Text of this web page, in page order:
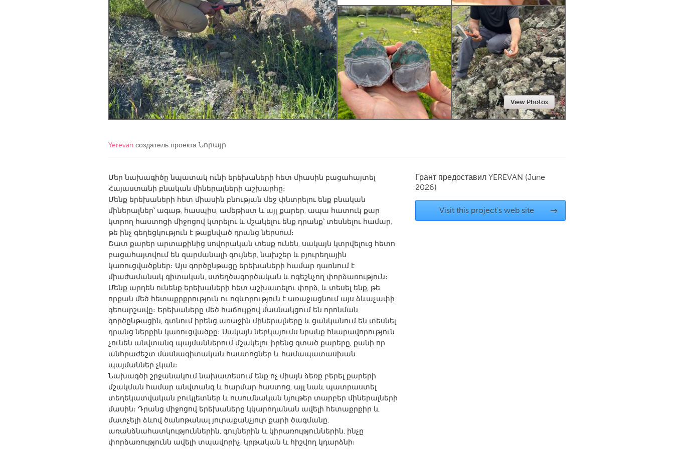
Amherstburg
Kingston Kitchener-Waterloo
Newmarket
Ottawa
South Shore Toronto
MALAYSIA
Kuala Lumpur
NETHERLANDS
Leiden
Rotterdam Utrecht
SINGAPORE
Singapore
UNITED KINGDOM
Glasgow
UNITED STATES
Ann Arbor, MI
Austin, TX Baltimore, MD
Cass Clay
Chicago, IL Cleveland, OH
Gainesville, FL
Georgetown, MA Gloucester, MA Hamilton-Wenham, MA
Key West, FL
Los Angeles, CA Miami, FL New York City, NY
Newburyport, MA
North Minneapolis, MN Oahu, HI
Philadelphia, PA
Pittsburgh, PA Portland, OR
Rockport, MA
San Antonio, TX San Francisco, CA
Seattle, WA
South Bend, IN St. Paul, MN
Westminster, MD
View Photos
Yerevan создатель проекта Նորայր
Մեր նախագիծը նպատակ ունի երեխաների հետ միասին բացահայտել
Հայաստանի բնական միներալների աշխարհը։
Մենք երեխաների հետ միասին բնության մեջ փնտրելու ենք բնական
միներալներ՝ ագաթ, հասպիս, ամեթիստ և այլ քարեր, ապա հատուկ քար
կտրող հաստոցի միջոցով կտրելու և մշակելու ենք դրանք՝ տեսնելու համար,
թե ինչ գեղեցկություն է թաքնված դրանց ներսում։
Շատ քարեր արտաքինից սովորական տեսք ունեն, սակայն կտրվելուց հետո
բացահայտվում են զարմանալի գույներ, նախշեր և բյուրեղային
կառուցվածքներ։ Այս գործընթացը երեխաների համար դառնում է
միաժամանակ գիտական, ստեղծագործական և ոգեշնչող փորձառություն։
Մենք արդեն ունենք երեխաների հետ աշխատելու փորձ, և տեսել ենք, թե
որքան մեծ հետաքրքրություն ու ոգևորություն է առաջացնում այս ձևաչափի
գեոարշավը։ Երեխաները մեծ հաճույքով մասնակցում են որոնման
գործընթացին, գտնում իրենց առաջին միներալները և ցանկանում են տեսնել
դրանց ներքին կառուցվածքը։ Սակայն ներկայումս նրանք հնարավորություն
չունեն անվտանգ պայմաններում մշակելու իրենց գտած քարերը, քանի որ
անհրաժեշտ մասնագիտական հաստոցներ և համապատասխան
պայմաններ չկան։
Նախագծի շրջանակում նախատեսում ենք ոչ միայն ձեռք բերել քարերի
մշակման համար անվտանգ և հարմար հաստոց, այլ նաև պատրաստել
տեղեկատվական բուկլետներ և ուսումնական նյութեր տարբեր միներալների
մասին։ Դրանց միջոցով երեխաները կկարողանան ավելի հետաքրքիր և
մատչելի ձևով ծանոթանալ յուրաքանչյուր քարի ծագմանը,
առանձնահատկություններին, գույներին և կիրառություններին, ինչը
փորձառությունն ավելի տպավորիչ, կրթական և հիշվող կդարձնի։
Грант предоставил YEREVAN (June
2026)
Visit this project's web site →